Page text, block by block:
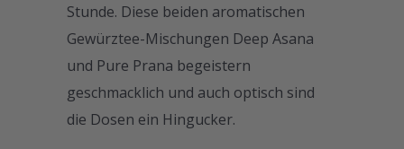
Stunde. Diese beiden aromatischen
Gewürztee-Mischungen Deep Asana
und Pure Prana begeistern
geschmacklich und auch optisch sind
die Dosen ein Hingucker.